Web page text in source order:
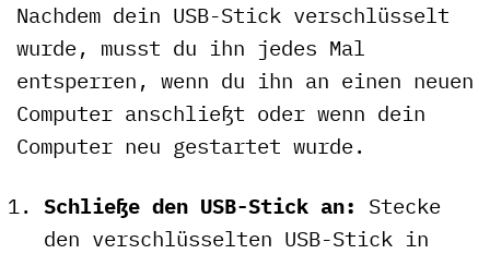
Nachdem dein USB-Stick verschlüsselt
wurde, musst du ihn jedes Mal
entsperren, wenn du ihn an einen neuen
Computer anschließt oder wenn dein
Computer neu gestartet wurde.
Schließe den USB-Stick an: Stecke
den verschlüsselten USB-Stick in